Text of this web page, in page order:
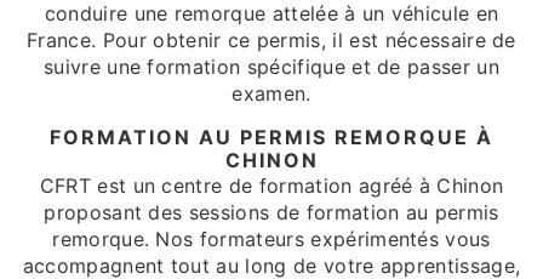
conduire une remorque attelée à un véhicule en
France. Pour obtenir ce permis, il est nécessaire de
suivre une formation spécifique et de passer un
examen.
FORMATION AU PERMIS REMORQUE À
CHINON
CFRT est un centre de formation agréé à Chinon
proposant des sessions de formation au permis
remorque. Nos formateurs expérimentés vous
accompagnent tout au long de votre apprentissage,